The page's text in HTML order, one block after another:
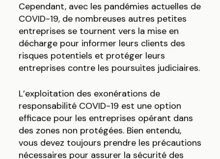
Cependant, avec les pandémies actuelles de
COVID-19, de nombreuses autres petites
entreprises se tournent vers la mise en
décharge pour informer leurs clients des
risques potentiels et protéger leurs
entreprises contre les poursuites judiciaires.
L’exploitation des exonérations de
responsabilité COVID-19 est une option
efficace pour les entreprises opérant dans
des zones non protégées. Bien entendu,
vous devez toujours prendre les précautions
nécessaires pour assurer la sécurité des